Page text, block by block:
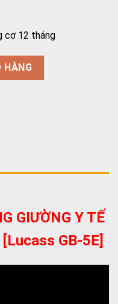
cơ 12 tháng
GB-5E) nâng đầu và
HÀNG
GIƯỜNG Y TẾ
GB-5E]